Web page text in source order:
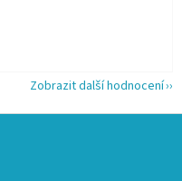
z 5 hvězdiček.
Zobrazit další hodnocení